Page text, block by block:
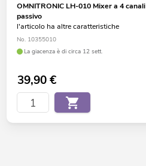
OMNITRONIC LH-010 Mixer a 4 canali
passivo
l'articolo ha altre caratteristiche
No. 10355010
La giacenza è di circa 12 sett.
39,90€